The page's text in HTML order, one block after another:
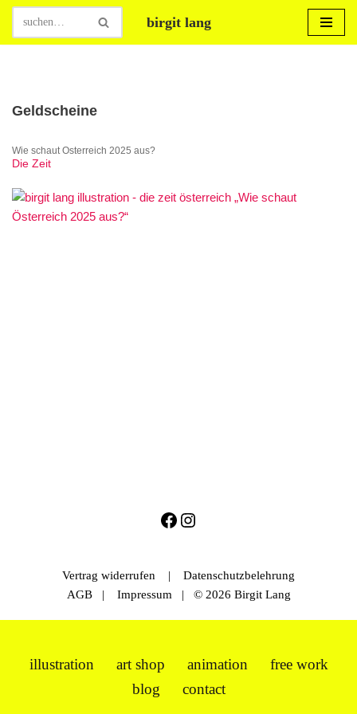
Zum
birgit lang
Geldscheine
Wie schaut Österreich 2025 aus?
Die Zeit
Vertrag widerrufen | Datenschutzbelehrung
AGB| Impressum | © 2026 Birgit Lang
illustration art shop animation
free work
blog
contact